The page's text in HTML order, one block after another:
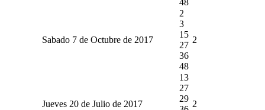
Sabado 7 de Octubre de 2017
2
3
15
27
36
48
2
Jueves 20 de Julio de 2017
13
27
29
2